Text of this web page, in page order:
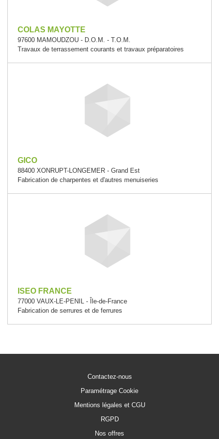
COLAS MAYOTTE
97600 MAMOUDZOU - D.O.M. - T.O.M.
Travaux de terrassement courants et travaux préparatoires
GICO
88400 XONRUPT-LONGEMER - Grand Est
Fabrication de charpentes et d'autres menuiseries
ISEO FRANCE
77000 VAUX-LE-PENIL - Île-de-France
Fabrication de serrures et de ferrures
Contactez-nous
Paramétrage Cookie
Mentions légales et CGU
RGPD
Nos offres